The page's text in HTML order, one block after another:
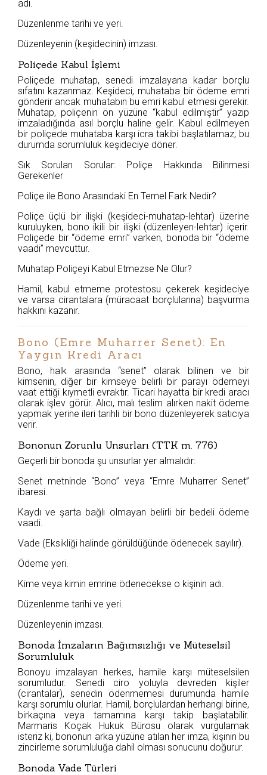
adı.
Düzenlenme tarihi ve yeri.
Düzenleyenin (keşidecinin) imzası.
Poliçede Kabul İşlemi
Poliçede muhatap, senedi imzalayana kadar borçlu
sıfatını kazanmaz. Keşideci, muhataba bir ödeme emri
gönderir ancak muhatabın bu emri kabul etmesi gerekir.
Muhatap, poliçenin ön yüzüne “kabul edilmiştir” yazıp
imzaladığında asıl borçlu haline gelir. Kabul edilmeyen
bir poliçede muhataba karşı icra takibi başlatılamaz; bu
durumda sorumluluk keşideciye döner.
Sık Sorulan Sorular: Poliçe Hakkında Bilinmesi
Gerekenler
Poliçe ile Bono Arasındaki En Temel Fark Nedir?
Poliçe üçlü bir ilişki (keşideci-muhatap-lehtar) üzerine
kuruluyken, bono ikili bir ilişki (düzenleyen-lehtar) içerir.
Poliçede bir “ödeme emri” varken, bonoda bir “ödeme
vaadi” mevcuttur.
Muhatap Poliçeyi Kabul Etmezse Ne Olur?
Hamil, kabul etmeme protestosu çekerek keşideciye
ve varsa cirantalara (müracaat borçlularına) başvurma
hakkını kazanır.
Bono (Emre Muharrer Senet): En
Yaygın Kredi Aracı
Bono, halk arasında “senet” olarak bilinen ve bir
kimsenin, diğer bir kimseye belirli bir parayı ödemeyi
vaat ettiği kıymetli evraktır. Ticari hayatta bir kredi aracı
olarak işlev görür. Alıcı, malı teslim alırken nakit ödeme
yapmak yerine ileri tarihli bir bono düzenleyerek satıcıya
verir.
Bononun Zorunlu Unsurları (TTK m. 776)
Geçerli bir bonoda şu unsurlar yer almalıdır:
Senet metninde “Bono” veya “Emre Muharrer Senet”
ibaresi.
Kaydı ve şarta bağlı olmayan belirli bir bedeli ödeme
vaadi.
Vade (Eksikliği halinde görüldüğünde ödenecek sayılır).
Ödeme yeri.
Kime veya kimin emrine ödenecekse o kişinin adı.
Düzenlenme tarihi ve yeri.
Düzenleyenin imzası.
Bonoda İmzaların Bağımsızlığı ve Müteselsil
Sorumluluk
Bonoyu imzalayan herkes, hamile karşı müteselsilen
sorumludur. Senedi ciro yoluyla devreden kişiler
(cirantalar), senedin ödenmemesi durumunda hamile
karşı sorumlu olurlar. Hamil, borçlulardan herhangi birine,
birkaçına veya tamamına karşı takip başlatabilir.
Marmaris Koçak Hukuk Bürosu olarak vurgulamak
isteriz ki, bononun arka yüzüne atılan her imza, kişinin bu
zincirleme sorumluluğa dahil olması sonucunu doğurur.
Bonoda Vade Türleri